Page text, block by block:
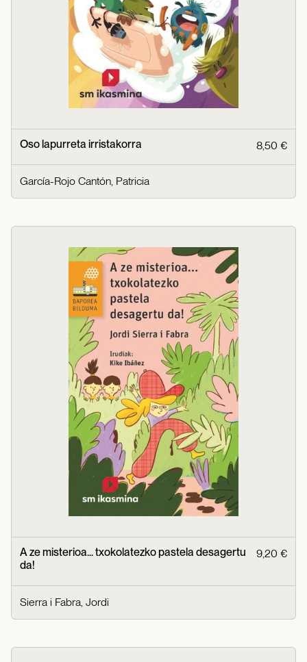
Oso lapurreta irristakorra 8,50 €
García-Rojo Cantón, Patricia
A ze misterioa... txokolatezko pastela desagertu
da!
9,20 €
Sierra i Fabra, Jordi